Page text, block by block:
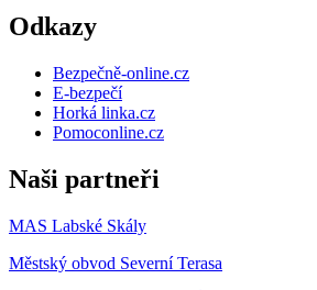
Odkazy
Bezpečně-online.cz
E-bezpečí
Horká linka.cz
Pomoconline.cz
Naši partneři
MAS Labské Skály
Městský obvod Severní Terasa